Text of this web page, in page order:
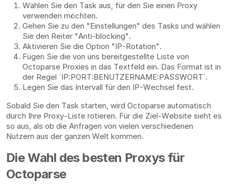
Wählen Sie den Task aus, für den Sie einen Proxy
verwenden möchten.
Gehen Sie zu den "Einstellungen" des Tasks und wählen
Sie den Reiter "Anti-blocking".
Aktivieren Sie die Option "IP-Rotation".
Fügen Sie die von uns bereitgestellte Liste von
Octoparse Proxies in das Textfeld ein. Das Format ist in
der Regel `IP:PORT:BENUTZERNAME:PASSWORT`.
Legen Sie das Intervall für den IP-Wechsel fest.
Sobald Sie den Task starten, wird Octoparse automatisch
durch Ihre Proxy-Liste rotieren. Für die Ziel-Website sieht es
so aus, als ob die Anfragen von vielen verschiedenen
Nutzern aus der ganzen Welt kommen.
Die Wahl des besten Proxys für
Octoparse